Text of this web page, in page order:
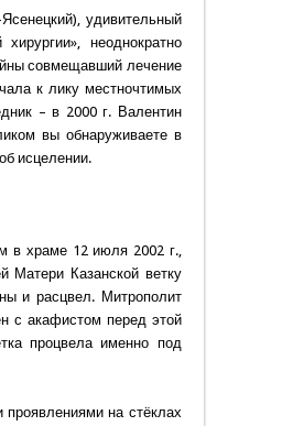
удивительный
неоднократно
совмещавший лечение
к лику местночтимых
– в 2000 г. Валентин
вы обнаруживаете в
исцелении.
в храме 12 июля 2002 г.,
Матери Казанской ветку
и расцвел. Митрополит
с акафистом перед этой
процвела именно под
на стёклах